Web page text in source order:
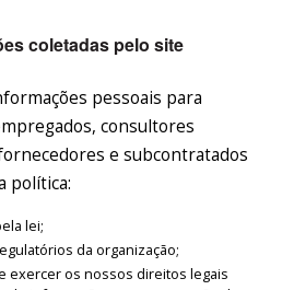
coletadas pelo site
pessoais para
consultores
e subcontratados
política:
lei;
da organização;
exercer os nossos direitos legais